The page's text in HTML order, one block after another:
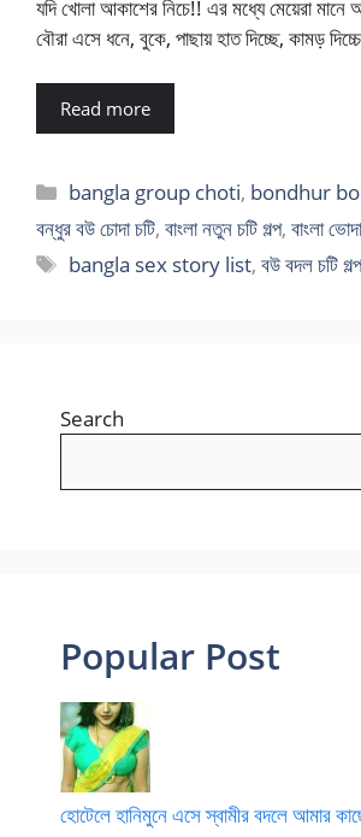
যদি খোলা আকাশের নিচে!! এর মধ্যে মেয়েরা
বৌরা এসে ধনে, বুকে, পাছায় হাত দিচ্ছে, কামড়
Read more
Categories
bangla group choti, bondhur
বন্ধুর বউ চোদা চটি, বাংলা নতুন চটি গল্প, বাংলা
Tags
bangla sex story list,বউ বদল চটি
Search
Popular Post
হোটেলে হানিমুনে এসে স্বামীর বদলে আমার